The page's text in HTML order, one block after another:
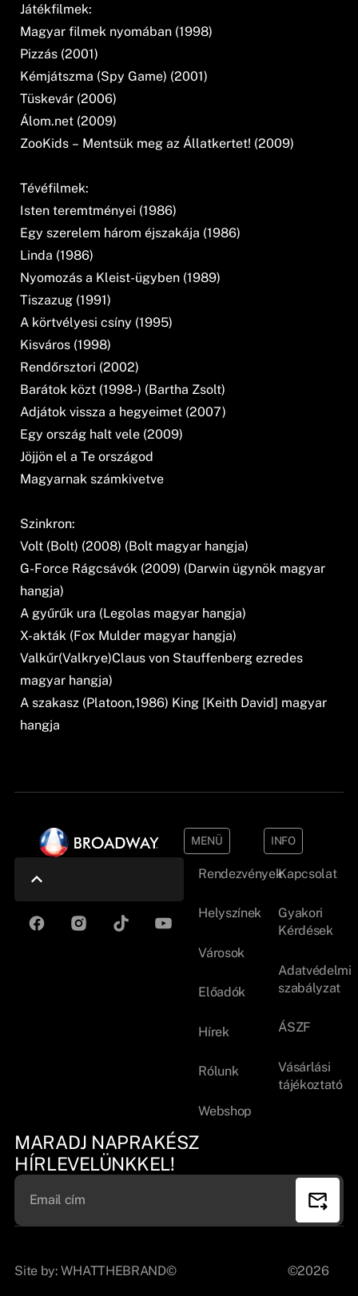
Játékfilmek:
Magyar filmek nyomában (1998)
Pizzás (2001)
Kémjátszma (Spy Game) (2001)
Tüskevár (2006)
Álom.net (2009)
ZooKids – Mentsük meg az Állatkertet! (2009)
Tévéfilmek:
Isten teremtményei (1986)
Egy szerelem három éjszakája (1986)
Linda (1986)
Nyomozás a Kleist-ügyben (1989)
Tiszazug (1991)
A körtvélyesi csíny (1995)
Kisváros (1998)
Rendőrsztori (2002)
Barátok közt (1998-) (Bartha Zsolt)
Adjátok vissza a hegyeimet (2007)
Egy ország halt vele (2009)
Jöjjön el a Te országod
Magyarnak számkivetve
Szinkron:
Volt (Bolt) (2008) (Bolt magyar hangja)
G-Force Rágcsávók (2009) (Darwin ügynök magyar
hangja)
A gyűrűk ura (Legolas magyar hangja)
X-akták (Fox Mulder magyar hangja)
Valkűr(Valkrye)Claus von Stauffenberg ezredes
magyar hangja)
A szakasz (Platoon,1986) King [Keith David] magyar
hangja
MENÜ
Rendezvények
Helyszínek
Városok
Előadók
Hírek
Rólunk
Webshop
INFO
Kapcsolat
Gyakori
Kérdések
Adatvédelmi
szabályzat
ÁSZF
Vásárlási
tájékoztató
MARADJ NAPRAKÉSZ
HÍRLEVELÜNKKEL!
Site by:WHATTHEBRAND© ©2026